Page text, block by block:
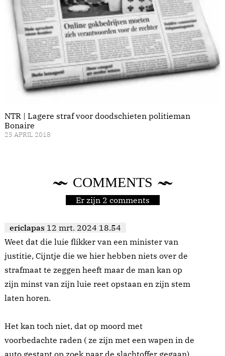
NTR | Lagere straf voor doodschieten politieman
Bonaire
25 APRIL 2018
COMMENTS
Er zijn 2 comments
ericlapas 12 mrt. 2024 18.54
Weet dat die luie flikker van een minister van
justitie, Cijntje die we hier hebben niets over de
strafmaat te zeggen heeft maar de man kan op
zijn minst van zijn luie reet opstaan en zijn stem
laten horen.
Het kan toch niet, dat op moord met
voorbedachte raden ( ze zijn met een wapen in de